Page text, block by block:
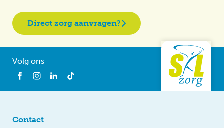
Direct zorg aanvragen?
Volg ons
Contact